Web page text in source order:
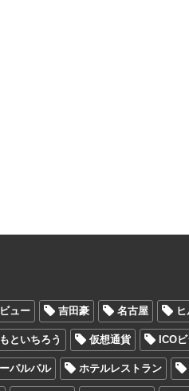
ュー 吉田豪 名古屋
といちろう 仮想通貨 ICO
パルパル ホテルレストラン